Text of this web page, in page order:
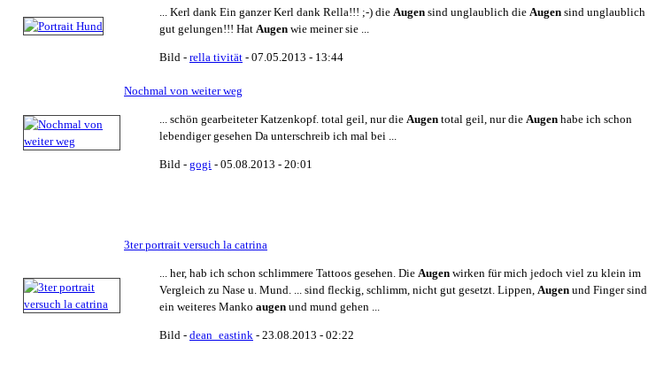
... Kerl dank Ein ganzer Kerl dank Rella!!! ;-) die Augen sind unglaublich die Augen sind unglaublich
gut gelungen!!! Hat Augen wie meiner sie ...
Bild - rella tivität - 07.05.2013 - 13:44
Nochmal von weiter weg
... schön gearbeiteter Katzenkopf. total geil, nur die Augen total geil, nur die Augen habe ich schon
lebendiger gesehen Da unterschreib ich mal bei ...
Bild - gogi - 05.08.2013 - 20:01
3ter portrait versuch la catrina
... her, hab ich schon schlimmere Tattoos gesehen. Die Augen wirken für mich jedoch viel zu klein im
Vergleich zu Nase u. Mund. ... sind fleckig, schlimm, nicht gut gesetzt. Lippen, Augen und Finger sind
ein weiteres Manko augen und mund gehen ...
Bild - dean_eastink - 23.08.2013 - 02:22